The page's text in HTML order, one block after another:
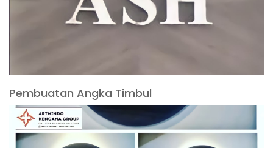
Pembuatan Angka Timbul